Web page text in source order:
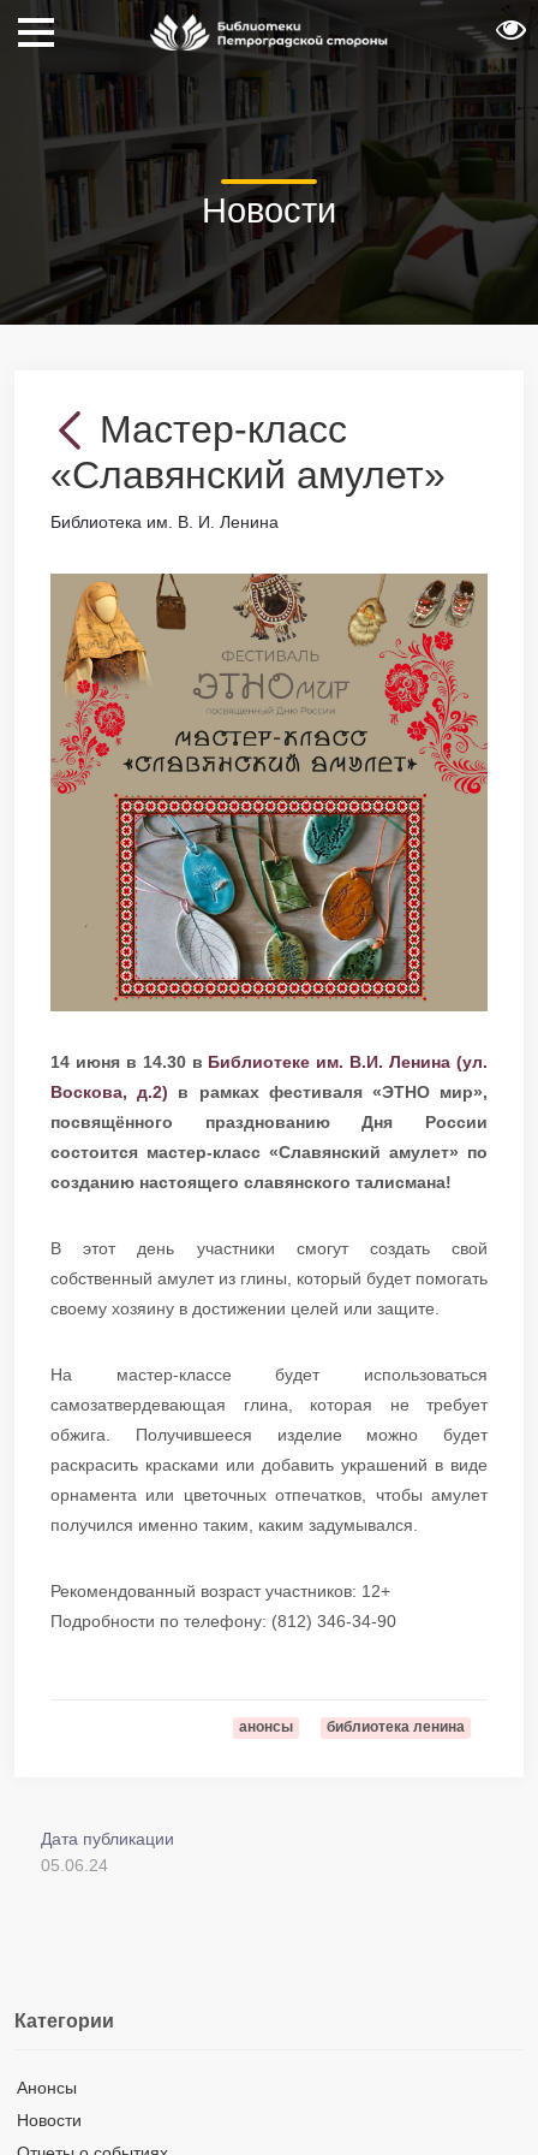
Новости
Мастер-класс
«Славянский амулет»
Библиотека им. В. И. Ленина
14 июня в 14.30 в Библиотеке им. В.И. Ленина (ул.
Воскова, д.2) в рамках фестиваля «ЭТНО мир»,
посвящённого празднованию Дня России
состоится мастер-класс «Славянский амулет» по
созданию настоящего славянского талисмана!
В этот день участники смогут создать свой
собственный амулет из глины, который будет помогать
своему хозяину в достижении целей или защите.
На мастер-классе будет использоваться
самозатвердевающая глина, которая не требует
обжига. Получившееся изделие можно будет
раскрасить красками или добавить украшений в виде
орнамента или цветочных отпечатков, чтобы амулет
получился именно таким, каким задумывался.
Рекомендованный возраст участников: 12+
Подробности по телефону: (812) 346-34-90
анонсы библиотека ленина
Дата публикации
05.06.24
Категории
Анонсы
Новости